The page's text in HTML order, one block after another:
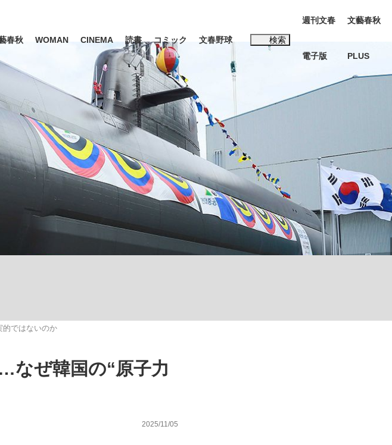
インタビュー
「最悪の空気のまま解散」WBC日本代表“敗戦”の真実 選手が明かす...
「クマが悪者扱いされているのが悲しい」『北の国から』倉本聰氏（91...
観る将棋、読む将棋
春秋 WOMAN CINEMA 読書 コミック 文春野球 検索
ーワード入力
岡毅 #城彰二 #内田有紀
#松田聖子
週刊文春
電子版
文藝春秋
PLUS
的ではないのか
なぜ韓国の“原子力
2025/11/05